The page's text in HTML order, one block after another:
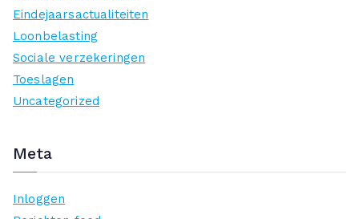
Eindejaarsactualiteiten
Loonbelasting
Sociale verzekeringen
Toeslagen
Uncategorized
Meta
Inloggen